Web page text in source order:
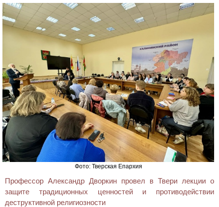
Фото: Тверская Епархия
Профессор Александр Дворкин провел в Твери лекции о
защите традиционных ценностей и противодействии
деструктивной религиозности